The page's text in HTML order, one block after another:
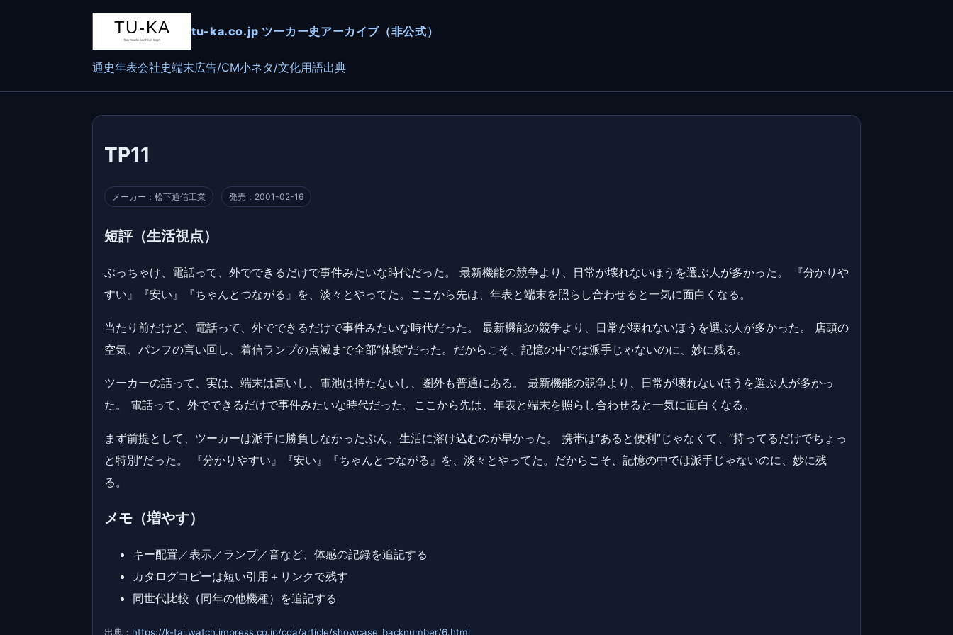
tu-ka.co.jp ツーカー史アーカイブ（非公式）
通史年表会社史端末広告/CM小ネタ/文化用語出典
TP11
メーカー：松下通信工業 発売：2001-02-16
短評（生活視点）
ぶっちゃけ、電話って、外でできるだけで事件みたいな時代だった。 最新機能の競争より、日常が壊れないほうを選ぶ人が多かった。 『分かりや
すい』『安い』『ちゃんとつながる』を、淡々とやってた。ここから先は、年表と端末を照らし合わせると一気に面白くなる。
当たり前だけど、電話って、外でできるだけで事件みたいな時代だった。 最新機能の競争より、日常が壊れないほうを選ぶ人が多かった。 店頭の
空気、パンフの言い回し、着信ランプの点滅まで全部“体験”だった。だからこそ、記憶の中では派手じゃないのに、妙に残る。
ツーカーの話って、実は、端末は高いし、電池は持たないし、圏外も普通にある。 最新機能の競争より、日常が壊れないほうを選ぶ人が多かっ
た。 電話って、外でできるだけで事件みたいな時代だった。ここから先は、年表と端末を照らし合わせると一気に面白くなる。
まず前提として、ツーカーは派手に勝負しなかったぶん、生活に溶け込むのが早かった。 携帯は“あると便利”じゃなくて、“持ってるだけでちょっ
と特別”だった。 『分かりやすい』『安い』『ちゃんとつながる』を、淡々とやってた。だからこそ、記憶の中では派手じゃないのに、妙に残
る。
メモ（増やす）
キー配置／表示／ランプ／音など、体感の記録を追記する
カタログコピーは短い引用＋リンクで残す
同世代比較（同年の他機種）を追記する
出典： https://k-tai.watch.impress.co.jp/cda/article/showcase_backnumber/6.html